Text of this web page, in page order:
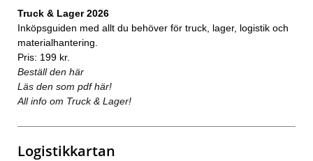
Truck & Lager 2026
Inköpsguiden med allt du behöver för truck, lager, logistik och
materialhantering.
Pris: 199 kr.
Beställ den här
Läs den som pdf här!
All info om Truck & Lager!
Logistikkartan